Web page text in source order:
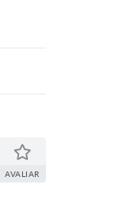
AVALIAR